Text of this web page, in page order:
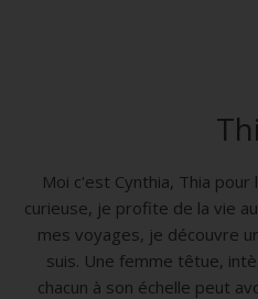
Moi c'est Cynthia, Thia
curieuse, je profite de la vie
mes voyages, je découvre
suis. Une femme têtue,
chacun à son échelle peut